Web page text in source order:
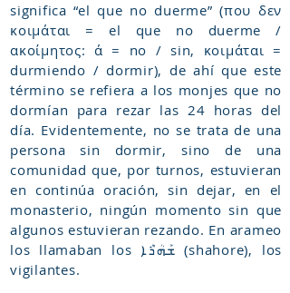
significa “el que no duerme” (που δεν
κοιμάται = el que no duerme /
ακοίμητος: ά = no / sin, κοιμάται =
durmiendo / dormir), de ahí que este
término se refiera a los monjes que no
dormían para rezar las 24 horas del
día. Evidentemente, no se trata de una
persona sin dormir, sino de una
comunidad que, por turnos, estuvieran
en continúa oración, sin dejar, en el
monasterio, ningún momento sin que
algunos estuvieran rezando. En arameo
los llamaban los ܫܰܗܳܪܶܐ (shahore), los
vigilantes.